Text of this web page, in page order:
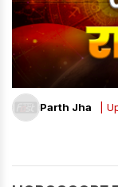
Parth Jha |